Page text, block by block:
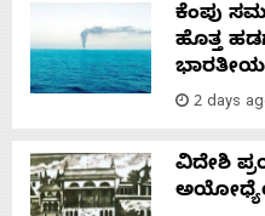
ಕೆಂಪು
ಹೊತ್ತ
ಭಾರತೀಯ
2 days
ವಿದೇಶಿ